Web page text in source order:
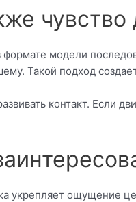
модели
Такой подход
контакт. Если
укрепляет ощущение